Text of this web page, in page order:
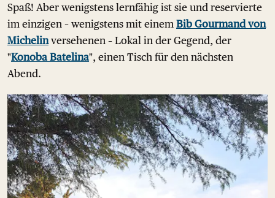
Spaß! Aber wenigstens lernfähig ist sie und reservierte
im einzigen – wenigstens mit einem Bib Gourmand von
Michelinversehenen – Lokal in der Gegend, der
"Konoba Batelina", einen Tisch für den nächsten
Abend.